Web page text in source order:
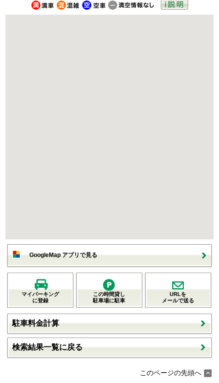
GoogleMap アプリで見る
マイパーキング
に登録
この時間貸し
駐車場に駐車
URLを
メールで送る
駐車料金計算
検索結果一覧に戻る
このページの先頭へ